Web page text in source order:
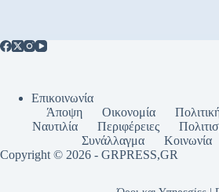
Επικοινωνία
Άποψη
Οικονομία
Ναυτιλία
Περιφέρειες
Συνάλλαγμα
Κοινωνία
Copyright © 2026 - GRPRESS,GR